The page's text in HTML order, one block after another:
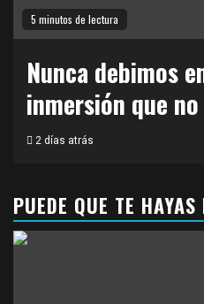
5 minutos de lectura
Nunca debimos
inmersión que
2 días atrás
PUEDE QUE TE HAYAS